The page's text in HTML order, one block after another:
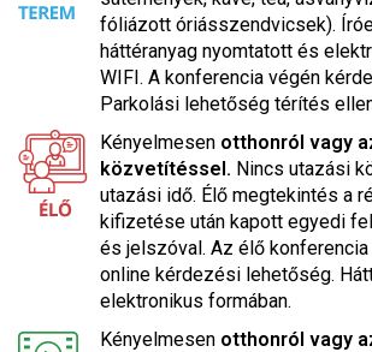
fóliázott óriásszendvicsek).
háttéranyag nyomtatott és
WIFI. A konferencia végén
Parkolási lehetőség térítés
Kényelmesen otthonról vagy
közvetítéssel. Nincs utazási
utazási idő. Élő megtekintés a
kifizetése után kapott egyedi
és jelszóval. Az élő
online kérdezési lehetőség.
elektronikus formában.
Kényelmesen otthonról vagy